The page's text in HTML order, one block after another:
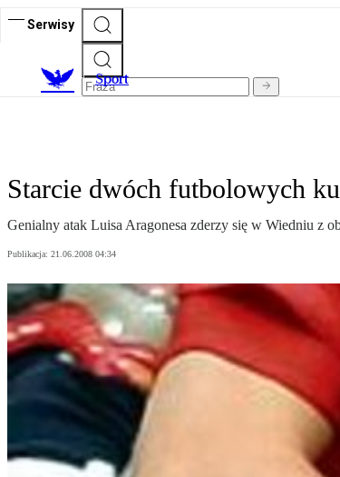
Serwisy
Sport
Starcie dwóch futbolowych
Genialny atak Luisa Aragonesa zderzy się w Wiedniu z
Publikacja: 21.06.2008 04:34